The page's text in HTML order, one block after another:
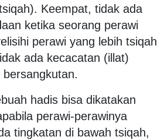
Keempat, tidak ada
ketika seorang perawi
perawi yang lebih tsiqah
ada kecacatan (illat)
hadis bisa dikatakan
perawi-perawinya
tingkatan di bawah tsiqah,